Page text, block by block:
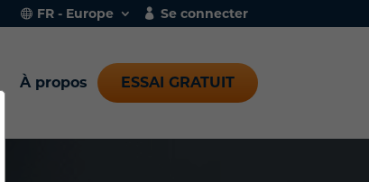
FR - Europe Se connecter
À propos ESSAI GRATUIT